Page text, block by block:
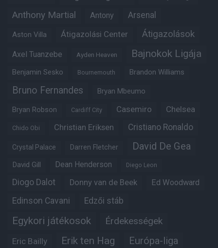
Anthony Martial Antony Arsenal
Aston Villa Átigazolási Center Átigazolások
Axel Tuanzebe Ayden Heaven Bajnokok Ligája
Benjamin Sesko Bournemouth Brandon Williams
Bruno Fernandes Bryan Mbeumo
Bryan Robson Cardiff City Casemiro Chelsea
Chido Obi Christian Eriksen Cristiano Ronaldo
Crystal Palace Darren Fletcher David De Gea
David Gill Dean Henderson Diego Leon
Diogo Dalot Donny van de Beek Ed Woodward
Edinson Cavani Edzői stáb
Egykori játékosok Érdekességek
Eric Bailly Erik ten Hag Európa-liga